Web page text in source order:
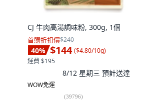
CJ 牛肉高湯調味粉, 300g, 1個
首購折扣價$240
40% $144 ($4.80/10g)
運費 $195
8/12 星期三 預計送達
WOW免運
(39796)